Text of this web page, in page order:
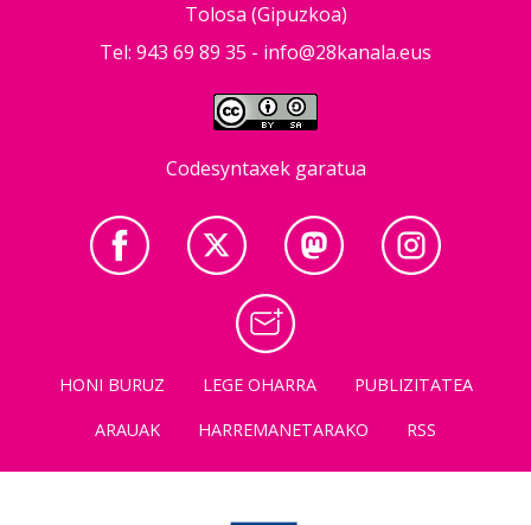
Tolosa (Gipuzkoa)
Tel: 943 69 89 35 - info@28kanala.eus
Codesyntaxek garatua
HONI BURUZ LEGE OHARRA
PUBLIZITATEA
ARAUAK
HARREMANETARAKO RSS